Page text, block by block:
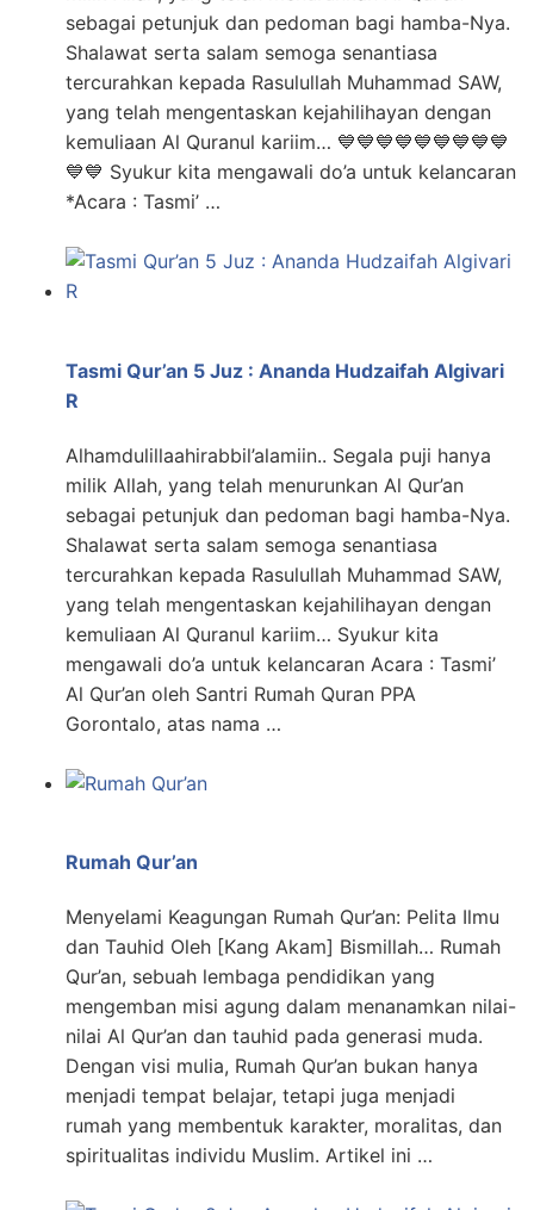
sebagai petunjuk dan pedoman bagi hamba-Nya.
Shalawat serta salam semoga senantiasa
tercurahkan kepada Rasulullah Muhammad SAW,
yang telah mengentaskan kejahilihayan dengan
kemuliaan Al Quranul kariim… 💙💙💙💙💙💙💙💙💙
💙💙 Syukur kita mengawali do’a untuk kelancaran
*Acara : Tasmi’ …
Tasmi Qur’an 5 Juz : Ananda Hudzaifah Algivari
R
Alhamdulillaahirabbil’alamiin.. Segala puji hanya
milik Allah, yang telah menurunkan Al Qur’an
sebagai petunjuk dan pedoman bagi hamba-Nya.
Shalawat serta salam semoga senantiasa
tercurahkan kepada Rasulullah Muhammad SAW,
yang telah mengentaskan kejahilihayan dengan
kemuliaan Al Quranul kariim… Syukur kita
mengawali do’a untuk kelancaran Acara : Tasmi’
Al Qur’an oleh Santri Rumah Quran PPA
Gorontalo, atas nama …
Rumah Qur’an
Menyelami Keagungan Rumah Qur’an: Pelita Ilmu
dan Tauhid Oleh [Kang Akam] Bismillah… Rumah
Qur’an, sebuah lembaga pendidikan yang
mengemban misi agung dalam menanamkan nilai-
nilai Al Qur’an dan tauhid pada generasi muda.
Dengan visi mulia, Rumah Qur’an bukan hanya
menjadi tempat belajar, tetapi juga menjadi
rumah yang membentuk karakter, moralitas, dan
spiritualitas individu Muslim. Artikel ini …